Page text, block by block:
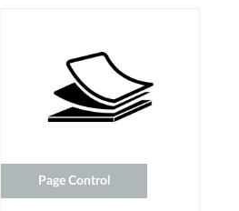
Page Control